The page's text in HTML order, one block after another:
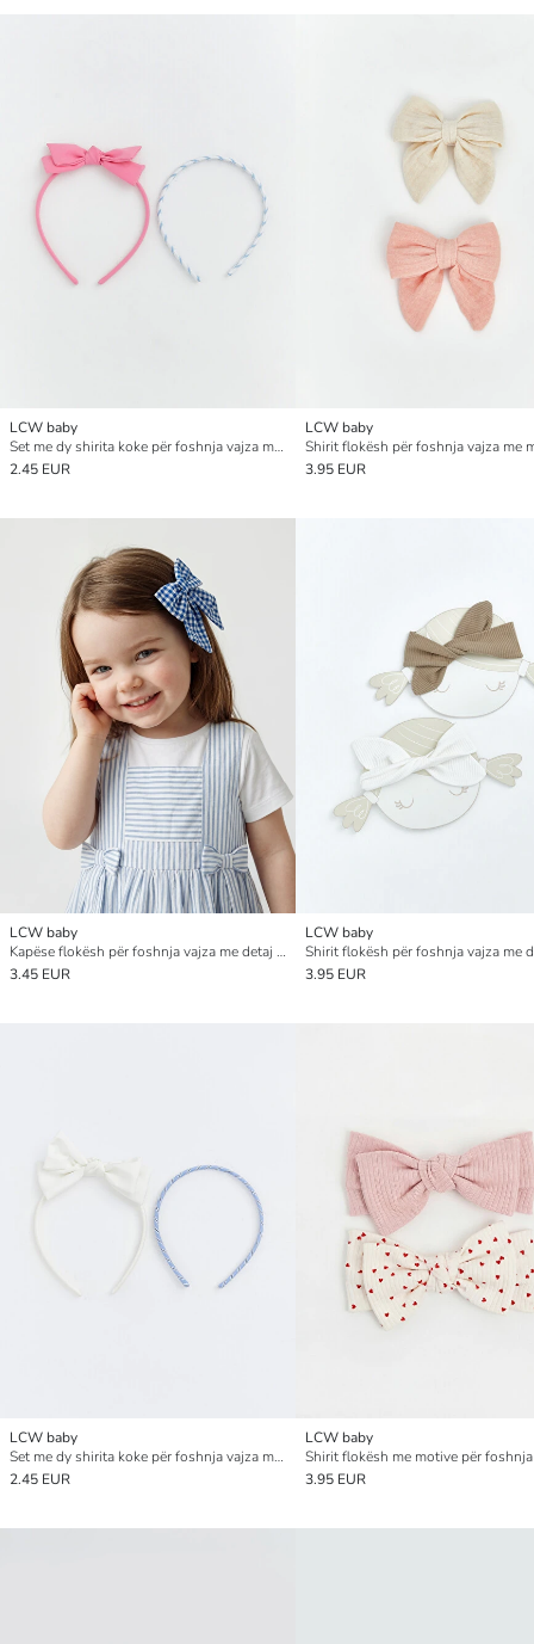
LCW baby
Set me dy shirita koke për foshnja vajza me detaj fjongoje
2.45 EUR
LCW baby
3.95 EUR
LCW baby
Kapëse flokësh për foshnja vajza me detaj fjongoje
3.45 EUR
LCW baby
3.95 EUR
LCW baby
Set me dy shirita koke për foshnja vajza me detaj fjongoje
2.45 EUR
LCW baby
3.95 EUR